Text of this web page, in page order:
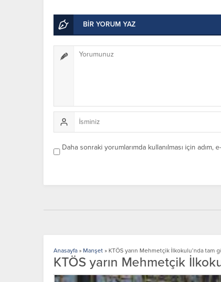
BİR YORUM YAZ
Daha sonraki yorumlarımda kullanılması için
Anasayfa » Manşet » KTÖS yarın Mehmetçik İlkokulu’nda tam
KTÖS yarın Mehmetçik